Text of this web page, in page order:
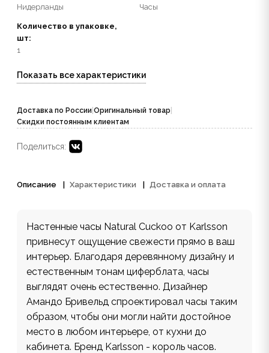
Нидерланды
Часы
Количество в упаковке,
шт:
1
Показать все характеристики
Доставка по России Оригинальный товар
Скидки постоянным клиентам
Поделиться:
Описание Характеристики Доставка и оплата
Настенные часы Natural Cuckoo от Karlsson
привнесут ощущение свежести прямо в ваш
интерьер. Благодаря деревянному дизайну и
естественным тонам циферблата, часы
выглядят очень естественно. Дизайнер
Амандо Бривельд спроектировал часы таким
образом, чтобы они могли найти достойное
место в любом интерьере, от кухни до
кабинета. Бренд Karlsson - король часов.